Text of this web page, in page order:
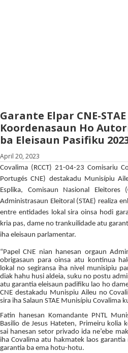
Garante Elpar CNE-
Koordenasaun Ho
ba Eleisaun Pasifiku
April 20, 2023
Covalima (RCCT) 21-04-23 Comisariu
Portugés CNE) destakadu Munisípiu
Esplika, Comisaun Nasional Eleitores
Administrasaun Eleitoral (STAE) realiza
entre entidades lokal sira oinsa hodi
kria pas, dame no trankuilidade atu
iha eleisaun parlamentar.
“ Papel CNE nian hanesan orgaun
obrigasaun para oinsa atu kontinua
lokal no segiransa iha nivel munisipiu
diak hahu husi aldeia, suku no postu
atu garantia eleisaun padifiku lao ho
CNE destakadu Munispiu Aileu no
sira iha Salaun STAE Munisípiu Covalima
Fatin hanesan Komandante PNTL
Basilio de Jesus Hateten, Primeiru kolia
sai hanesan setor privado ida ne’ebe
iha Covalima atu hakmatek laos
garantia ba ema hotu-hotu.